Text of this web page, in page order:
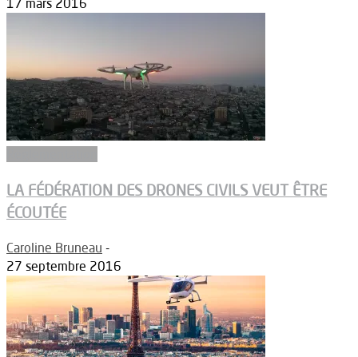
17 mars 2016
LA FÉDÉRATION DES DRONES CIVILS VEUT ÊTRE
ÉCOUTÉE
Caroline Bruneau -
27 septembre 2016